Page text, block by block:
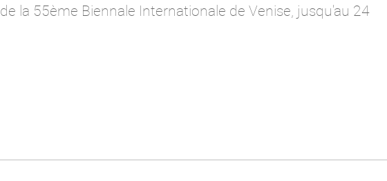
la 55ème Biennale Internationale de Venise, jusqu'au 24